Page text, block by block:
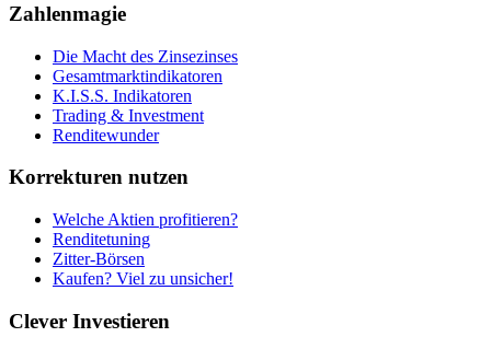
Zahlenmagie
Die Macht des Zinsezinses
Gesamtmarktindikatoren
K.I.S.S. Indikatoren
Trading & Investment
Renditewunder
Korrekturen nutzen
Welche Aktien profitieren?
Renditetuning
Zitter-Börsen
Kaufen? Viel zu unsicher!
Clever Investieren